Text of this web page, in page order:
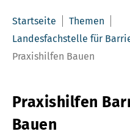
Startseite
Themen
Landesfachstelle für
Praxishilfen Bauen
Praxishilfen
Bauen